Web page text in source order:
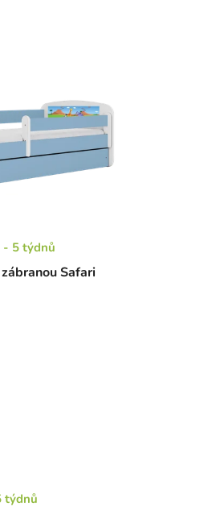
Safari
- 5 týdnů
týdnů